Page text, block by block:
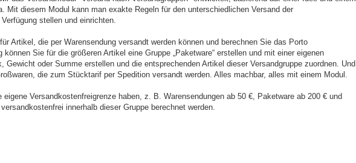
Mit diesem Modul kann man exakte Regeln für den unterschiedlichen Versand der
stellen und einrichten.
Artikel, die per Warensendung versandt werden können und berechnen Sie das Porto
Sie für die größeren Artikel eine Gruppe „Paketware“ erstellen und mit einer eigenen
Gewicht oder Summe erstellen und die entsprechenden Artikel dieser Versandgruppe zuordnen. Und
die zum Stücktarif per Spedition versandt werden. Alles machbar, alles mit einem Modul.
eigene Versandkostenfreigrenze haben, z. B. Warensendungen ab 50 €, Paketware ab 200 € und
innerhalb dieser Gruppe berechnet werden.